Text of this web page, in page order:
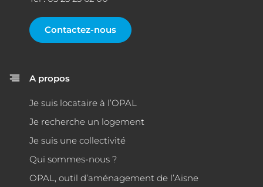
Contactez-nous
A propos
Je suis locataire à l’OPAL
Je recherche un logement
Je suis une collectivité
Qui sommes-nous ?
OPAL, outil d’aménagement de l’Aisne